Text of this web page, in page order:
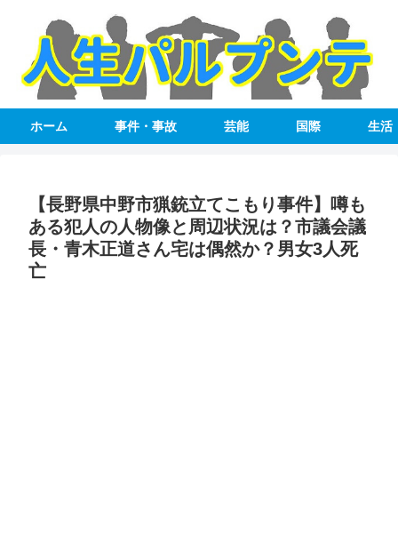
ホーム 事件・事故 芸能 国際 生活
【長野県中野市猟銃立てこもり事件】噂も
ある犯人の人物像と周辺状況は？市議会議
長・青木正道さん宅は偶然か？男女3人死
亡